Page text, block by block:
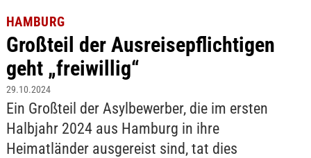
HAMBURG
Großteil der Ausreisepflichtigen
geht „freiwillig“
29.10.2024
Ein Großteil der Asylbewerber, die im ersten
Halbjahr 2024 aus Hamburg in ihre
Heimatländer ausgereist sind, tat dies